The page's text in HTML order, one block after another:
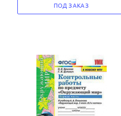
ПОД ЗАКАЗ